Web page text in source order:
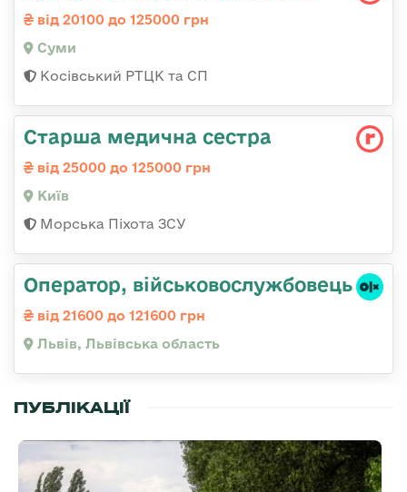
від 20100 до 125000 грн
Суми
Косівський РТЦК та СП
Старша медична сестра
від 25000 до 125000 грн
Київ
Морська Піхота ЗСУ
Оператор, військовослужбовець
від 21600 до 121600 грн
Львів, Львівська область
ПУБЛІКАЦІЇ